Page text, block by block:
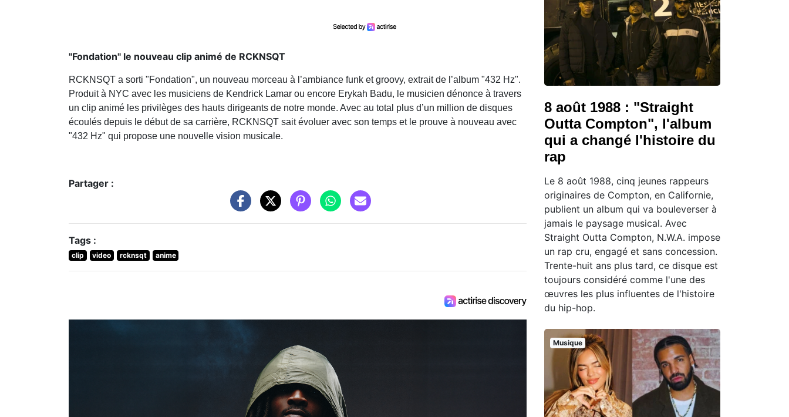
"Fondation" le nouveau clip animé de RCKNSQT
RCKNSQT a sorti "Fondation", un nouveau morceau à l’ambiance funk et groovy, extrait de l’album "432 Hz".
Produit à NYC avec les musiciens de Kendrick Lamar ou encore Erykah Badu, le musicien dénonce à travers
un clip animé les privilèges des hauts dirigeants de notre monde. Avec au total plus d’un million de disques
écoulés depuis le début de sa carrière, RCKNSQT sait évoluer avec son temps et le prouve à nouveau avec
"432 Hz" qui propose une nouvelle vision musicale.
Partager :
Tags :
clip video rcknsqt anime
8 août 1988 : "Straight
Outta Compton", l'album
qui a changé l'histoire du
rap
Le 8 août 1988, cinq jeunes rappeurs
originaires de Compton, en Californie,
publient un album qui va bouleverser à
jamais le paysage musical. Avec
Straight Outta Compton, N.W.A. impose
un rap cru, engagé et sans concession.
Trente-huit ans plus tard, ce disque est
toujours considéré comme l'une des
œuvres les plus influentes de l'histoire
du hip-hop.
Musique